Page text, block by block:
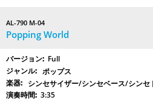
AL-790 M-04
Popping World
Full
ポップス
シンセサイザー/シンセベース/シンセ
3:35